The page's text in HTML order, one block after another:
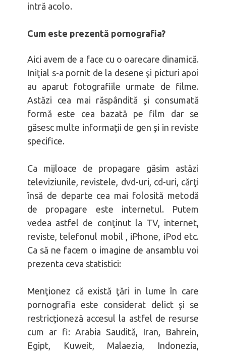
intră acolo.
Cum este prezentă pornografia?
Aici avem de a face cu o oarecare dinamică.
Iniţial s-a pornit de la desene şi picturi apoi
au aparut fotografiile urmate de filme.
Astăzi cea mai răspândită şi consumată
formă este cea bazată pe film dar se
găsesc multe informaţii de gen şi in reviste
specifice.
Ca mijloace de propagare găsim astăzi
televiziunile, revistele, dvd-uri, cd-uri, cărţi
însă de departe cea mai folosită metodă
de propagare este internetul. Putem
vedea astfel de conţinut la TV, internet,
reviste, telefonul mobil , iPhone, iPod etc.
Ca să ne facem o imagine de ansamblu voi
prezenta ceva statistici:
Menţionez că există ţări in lume în care
pornografia este considerat delict şi se
restricţioneză accesul la astfel de resurse
cum ar fi: Arabia Saudită, Iran, Bahrein,
Egipt, Kuweit, Malaezia, Indonezia,